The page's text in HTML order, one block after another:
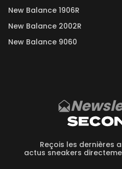
New Balance 1906R
New Balance 2002R
New Balance 9060
Reçois les dernières
actus sneakers